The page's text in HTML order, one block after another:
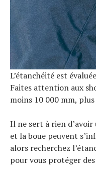
L’étanchéité est
Faites attention aux
moins 10 000 mm,
Il ne sert à rien
et la boue peuvent
alors recherchez
pour vous protéger